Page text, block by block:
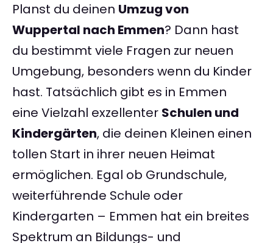
Planst du deinen Umzug von
Wuppertal nach Emmen? Dann hast
du bestimmt viele Fragen zur neuen
Umgebung, besonders wenn du Kinder
hast. Tatsächlich gibt es in Emmen
eine Vielzahl exzellenter Schulen und
Kindergärten, die deinen Kleinen einen
tollen Start in ihrer neuen Heimat
ermöglichen. Egal ob Grundschule,
weiterführende Schule oder
Kindergarten – Emmen hat ein breites
Spektrum an Bildungs- und